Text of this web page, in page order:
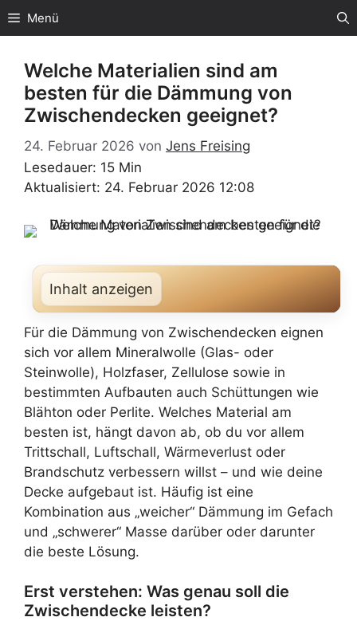
Menü
Welche Materialien sind am
besten für die Dämmung von
Zwischendecken geeignet?
24. Februar 2026 von Jens Freising
Lesedauer: 15 Min
Aktualisiert: 24. Februar 2026 12:08
Inhalt anzeigen
Für die Dämmung von Zwischendecken eignen
sich vor allem Mineralwolle (Glas- oder
Steinwolle), Holzfaser, Zellulose sowie in
bestimmten Aufbauten auch Schüttungen wie
Blähton oder Perlite. Welches Material am
besten ist, hängt davon ab, ob du vor allem
Trittschall, Luftschall, Wärmeverlust oder
Brandschutz verbessern willst – und wie deine
Decke aufgebaut ist. Häufig ist eine
Kombination aus „weicher“ Dämmung im Gefach
und „schwerer“ Masse darüber oder darunter
die beste Lösung.
Erst verstehen: Was genau soll die
Zwischendecke leisten?